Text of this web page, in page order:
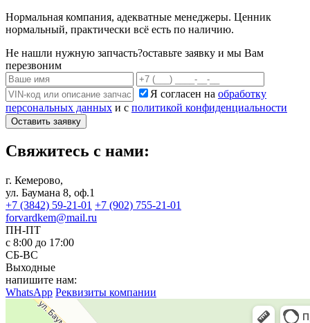
Нормальная компания, адекватные менеджеры. Ценник
нормальный, практически всё есть по наличию.
Не нашли нужную запчасть?оставьте заявку и мы Вам
перезвоним
Я согласен на обработку
персональных данных и с политикой конфиденциальности
Оставить заявку
Свяжитесь с нами:
г. Кемерово,
ул. Баумана 8, оф.1
+7 (3842) 59-21-01 +7 (902) 755-21-01
forvardkem@mail.ru
ПН-ПТ
с 8:00 до 17:00
СБ-ВС
Выходные
напишите нам:
WhatsApp Реквизиты компании